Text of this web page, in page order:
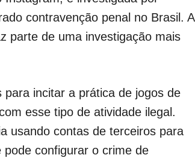
contravenção penal no Brasil. A
parte de uma investigação mais
incitar a prática de jogos de
esse tipo de atividade ilegal.
usando contas de terceiros para
configurar o crime de